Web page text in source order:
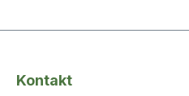
Kontakt